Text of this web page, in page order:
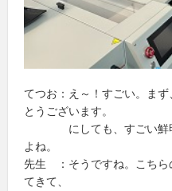
てつお：え～！すごい。ま
とうございます。
にしても、すごい鮮明
よね。
先生 ：そうですね。こちら
てきて、